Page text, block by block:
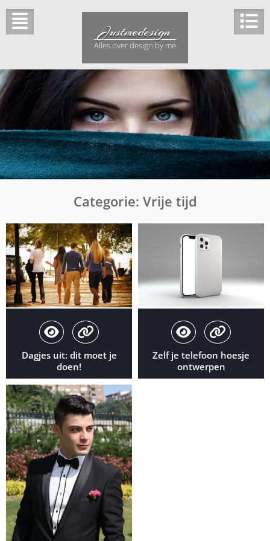
naar
Justmedesign
Alles over design by me
Categorie: Vrije tijd
Dagjes uit: dit moet je
doen!
Zelf je telefoon hoesje
ontwerpen